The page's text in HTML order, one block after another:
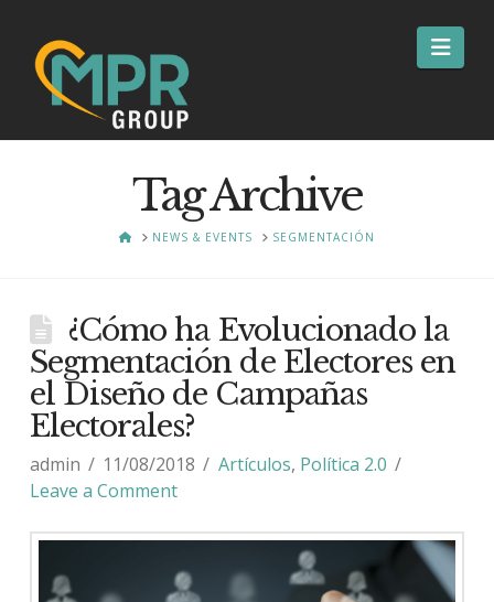
Tag Archive
HOMENEWS & EVENTS SEGMENTACIÓN
¿Cómo ha Evolucionado la
Segmentación de Electores en
el Diseño de Campañas
Electorales?
admin 11/08/2018 Artículos, Política 2.0
Leave a Comment